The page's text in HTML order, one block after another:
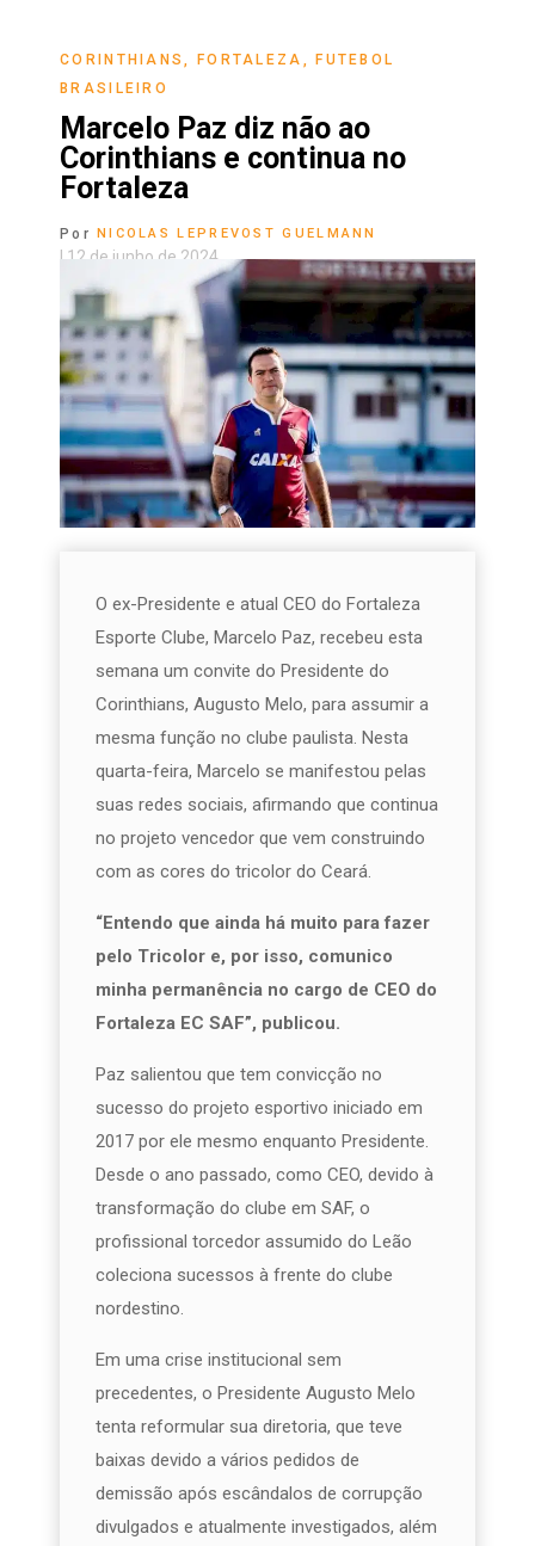
CORINTHIANS FORTALEZA ,FUTEBOL
BRASILEIRO
Marcelo Paz diz não ao
Corinthians e continua no
Fortaleza
Por NICOLAS LEPREVOST GUELMANN
|12 de junho de 2024
O ex-Presidente e atual CEO do Fortaleza
Esporte Clube, Marcelo Paz, recebeu esta
semana um convite do Presidente do
Corinthians, Augusto Melo, para assumir a
mesma função no clube paulista. Nesta
quarta-feira, Marcelo se manifestou pelas
suas redes sociais, afirmando que continua
no projeto vencedor que vem construindo
com as cores do tricolor do Ceará.
“Entendo que ainda há muito para fazer
pelo Tricolor e, por isso, comunico
minha permanência no cargo de CEO do
Fortaleza EC SAF”, publicou.
Paz salientou que tem convicção no
sucesso do projeto esportivo iniciado em
2017 por ele mesmo enquanto Presidente.
Desde o ano passado, como CEO, devido à
transformação do clube em SAF, o
profissional torcedor assumido do Leão
coleciona sucessos à frente do clube
nordestino.
Em uma crise institucional sem
precedentes, o Presidente Augusto Melo
tenta reformular sua diretoria, que teve
baixas devido a vários pedidos de
demissão após escândalos de corrupção
divulgados e atualmente investigados, além